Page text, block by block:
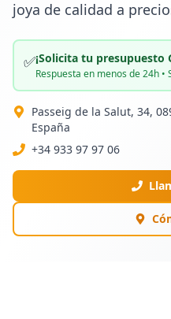
joya de calidad a
✅¡Solicita tu presupuesto
Respuesta en menos de 24h
Passeig de la Salut, 34,
España
+34 933 97 97 06